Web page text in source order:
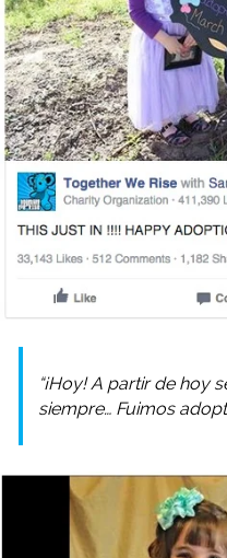
“¡Hoy! A partir de hoy
siempre… Fuimos